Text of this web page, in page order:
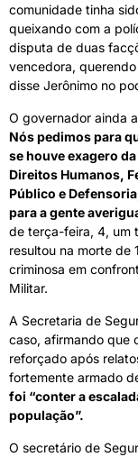
comunidade tinha
queixando com a
disputa de duas
vencedora,
disse Jerônimo no
O governador ainda
Nós pedimos para
se houve exagero
Direitos Humanos,
Público e
para a gente
de terça-feira, 4, um
resultou na morte de
criminosa em
Militar.
A Secretaria de
caso, afirmando que
reforçado após
fortemente armado
foi “conter a
população”.
O secretário de